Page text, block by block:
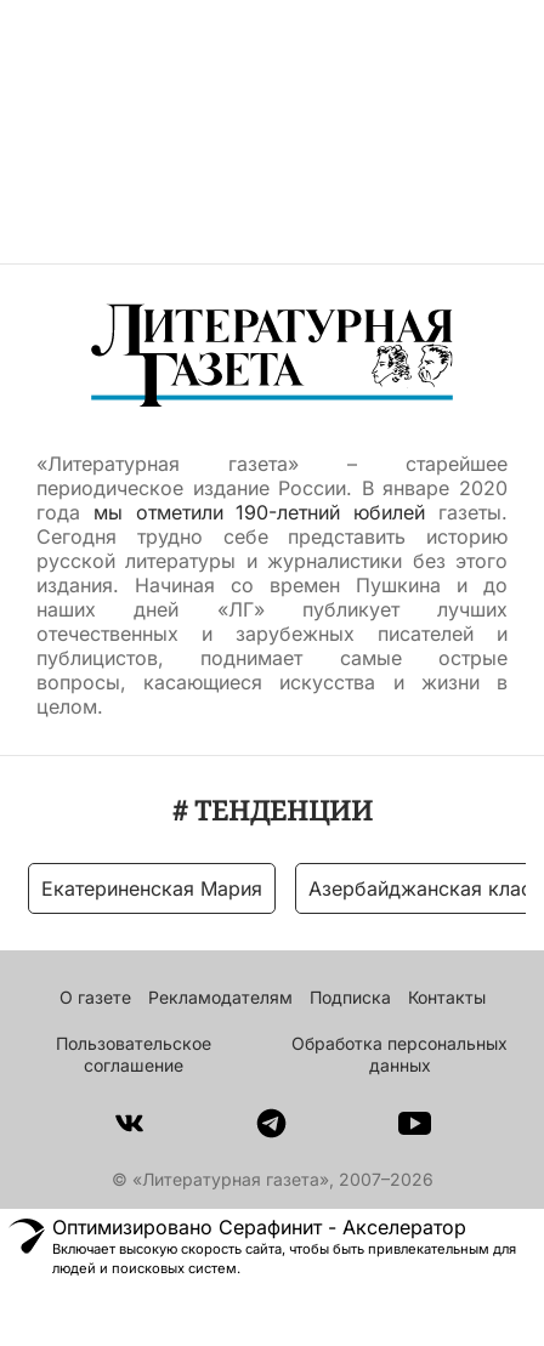
«Литературная газета» – старейшее
периодическое издание России. В январе 2020
года мы отметили 190-летний юбилей газеты.
Сегодня трудно себе представить историю
русской литературы и журналистики без этого
издания. Начиная со времен Пушкина и до
наших дней «ЛГ» публикует лучших
отечественных и зарубежных писателей и
публицистов, поднимает самые острые
вопросы, касающиеся искусства и жизни в
целом.
# ТЕНДЕНЦИИ
Екатериненская Мария Азербайджанская
О газете Рекламодателям Подписка Контакты
Пользовательское
соглашение
Обработка персональных
данных
© «Литературная газета», 2007–2026
Оптимизировано Серафинит - Акселератор
Включает высокую скорость сайта, чтобы быть привлекательным для
людей и поисковых систем.